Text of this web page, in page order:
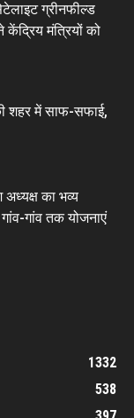
ग्रीनफील्ड
केंद्रिय मंत्रियों को
शहर में साफ-सफाई,
अध्यक्ष का भव्य
गांव-गांव तक योजनाएं
1332
538